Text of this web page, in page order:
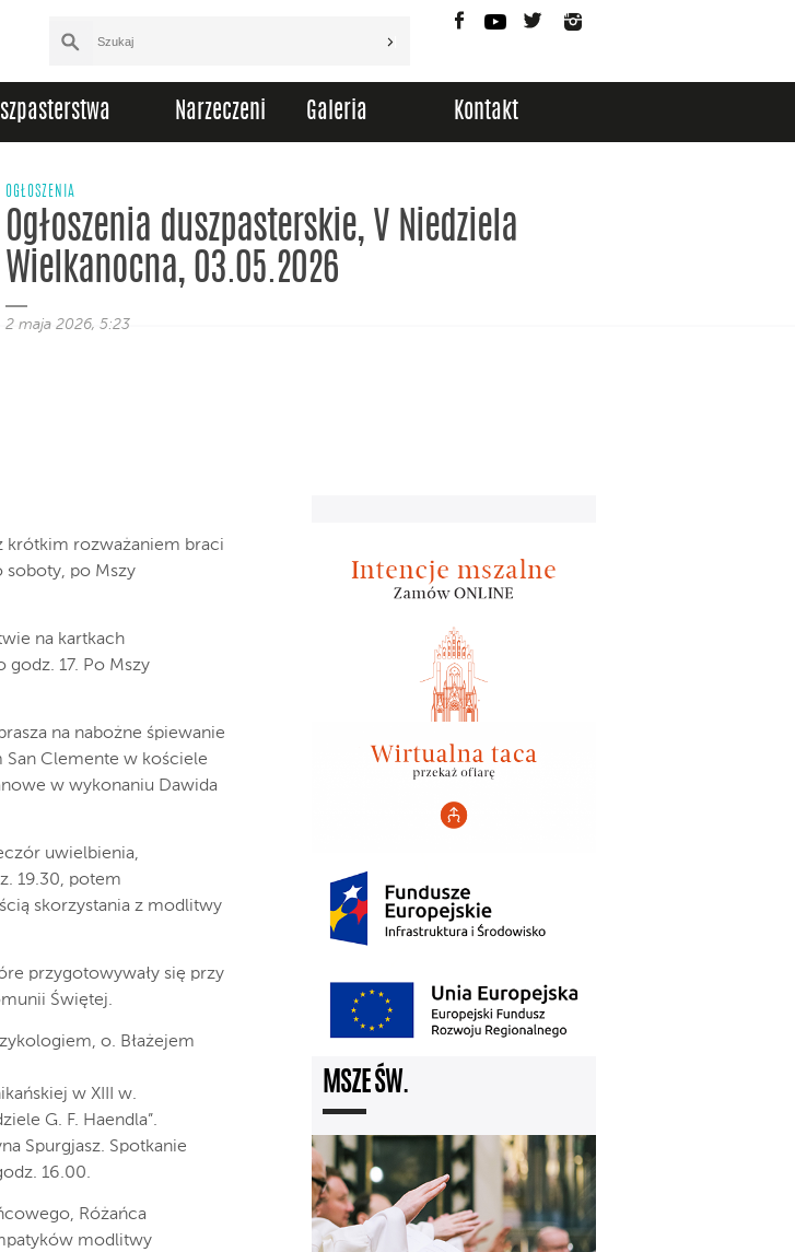
FacebookYouTubeTwitter
Narzeczeni Galeria Kontakt
OGŁOSZENIA
Ogłoszenia duszpasterskie, V Niedziela
Wielkanocna, 03.05.2026
2 maja 2026, 5:23
krótkim rozważaniem braci
soboty, po Mszy
na kartkach
17. Po Mszy
na nabożne śpiewanie
Clemente w kościele
w wykonaniu Dawida
uwielbienia,
19.30, potem
skorzystania z modlitwy
przygotowywały się przy
Świętej.
o. Błażejem
w XIII w.
G. F. Haendla”.
Spurgjasz. Spotkanie
16.00.
Różańca
modlitwy
MSZE ŚW.